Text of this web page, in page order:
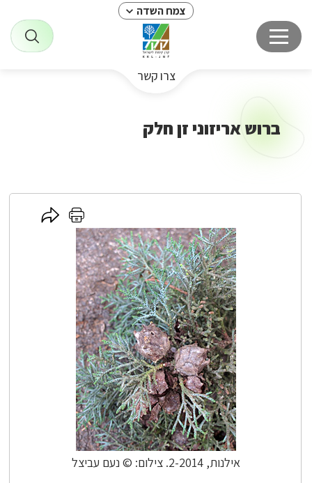
צמח השדה
צרו קשר
ברוש אריזוני זן חלק
אילנות, 2-2014. צילום: © נעם עביצל
לחץ
לחץ
כאן
לשיתוף